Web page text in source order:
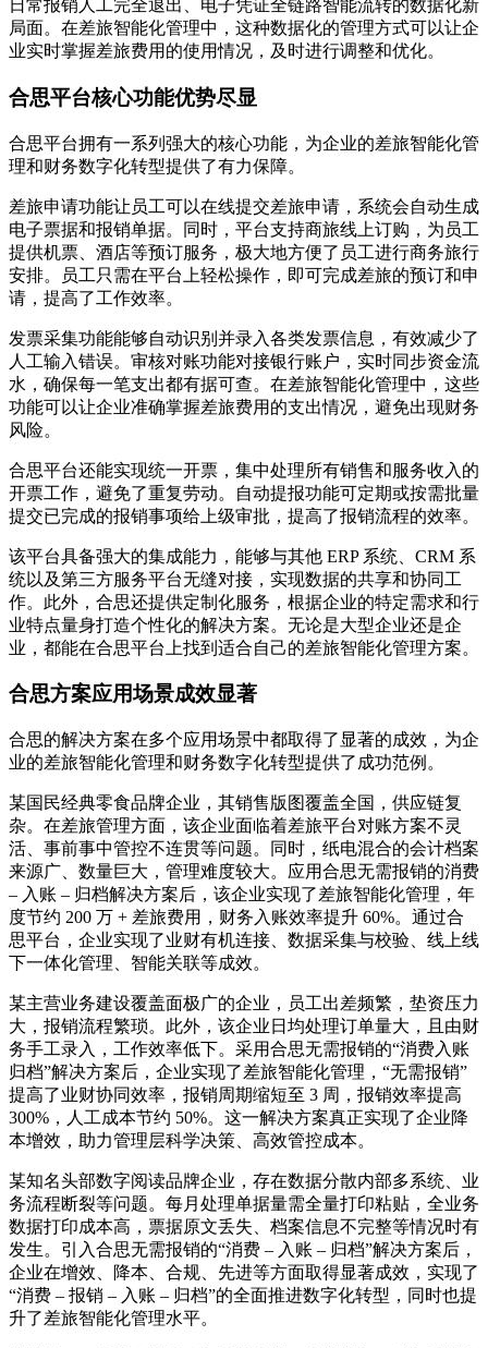
日常报销人工完全退出、电子凭证全链路智能流转的数据化新
局面。在差旅智能化管理中，这种数据化的管理方式可以让企
业实时掌握差旅费用的使用情况，及时进行调整和优化。
合思平台核心功能优势尽显
合思平台拥有一系列强大的核心功能，为企业的差旅智能化管
理和财务数字化转型提供了有力保障。
差旅申请功能让员工可以在线提交差旅申请，系统会自动生成
电子票据和报销单据。同时，平台支持商旅线上订购，为员工
提供机票、酒店等预订服务，极大地方便了员工进行商务旅行
安排。员工只需在平台上轻松操作，即可完成差旅的预订和申
请，提高了工作效率。
发票采集功能能够自动识别并录入各类发票信息，有效减少了
人工输入错误。审核对账功能对接银行账户，实时同步资金流
水，确保每一笔支出都有据可查。在差旅智能化管理中，这些
功能可以让企业准确掌握差旅费用的支出情况，避免出现财务
风险。
合思平台还能实现统一开票，集中处理所有销售和服务收入的
开票工作，避免了重复劳动。自动提报功能可定期或按需批量
提交已完成的报销事项给上级审批，提高了报销流程的效率。
该平台具备强大的集成能力，能够与其他 ERP 系统、CRM 系
统以及第三方服务平台无缝对接，实现数据的共享和协同工
作。此外，合思还提供定制化服务，根据企业的特定需求和行
业特点量身打造个性化的解决方案。无论是大型企业还是企
业，都能在合思平台上找到适合自己的差旅智能化管理方案。
合思方案应用场景成效显著
合思的解决方案在多个应用场景中都取得了显著的成效，为企
业的差旅智能化管理和财务数字化转型提供了成功范例。
某国民经典零食品牌企业，其销售版图覆盖全国，供应链复
杂。在差旅管理方面，该企业面临着差旅平台对账方案不灵
活、事前事中管控不连贯等问题。同时，纸电混合的会计档案
来源广、数量巨大，管理难度较大。应用合思无需报销的消费
– 入账 – 归档解决方案后，该企业实现了差旅智能化管理，年
度节约 200 万 + 差旅费用，财务入账效率提升 60%。通过合
思平台，企业实现了业财有机连接、数据采集与校验、线上线
下一体化管理、智能关联等成效。
某主营业务建设覆盖面极广的企业，员工出差频繁，垫资压力
大，报销流程繁琐。此外，该企业日均处理订单量大，且由财
务手工录入，工作效率低下。采用合思无需报销的“消费入账
归档”解决方案后，企业实现了差旅智能化管理，“无需报销”
提高了业财协同效率，报销周期缩短至 3 周，报销效率提高
300%，人工成本节约 50%。这一解决方案真正实现了企业降
本增效，助力管理层科学决策、高效管控成本。
某知名头部数字阅读品牌企业，存在数据分散内部多系统、业
务流程断裂等问题。每月处理单据量需全量打印粘贴，全业务
数据打印成本高，票据原文丢失、档案信息不完整等情况时有
发生。引入合思无需报销的“消费 – 入账 – 归档”解决方案后，
企业在增效、降本、合规、先进等方面取得显著成效，实现了
“消费 – 报销 – 入账 – 归档”的全面推进数字化转型，同时也提
升了差旅智能化管理水平。